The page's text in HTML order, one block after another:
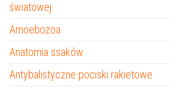
światowej
Amoebozoa
Anatomia ssaków
Antybalistyczne pociski rakietowe